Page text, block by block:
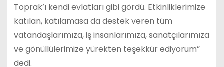
Toprak’ı kendi evlatları gibi gördü. Etkinliklerimize
katılan, katılamasa da destek veren tüm
vatandaşlarımıza, iş insanlarımıza, sanatçılarımıza
ve gönüllülerimize yürekten teşekkür ediyorum”
dedi.